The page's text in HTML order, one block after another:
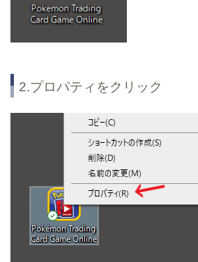
2.プロパティをクリック